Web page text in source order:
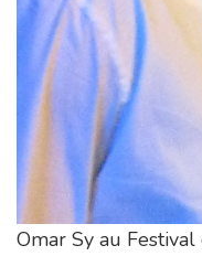
Omar Sy au